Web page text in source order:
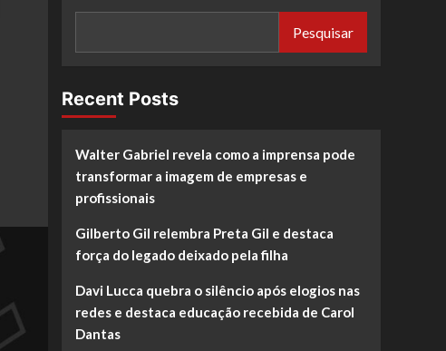
Pesquisar
Recent Posts
Walter Gabriel revela como a imprensa pode
transformar a imagem de empresas e
profissionais
Gilberto Gil relembra Preta Gil e destaca
força do legado deixado pela filha
Davi Lucca quebra o silêncio após elogios nas
redes e destaca educação recebida de Carol
Dantas